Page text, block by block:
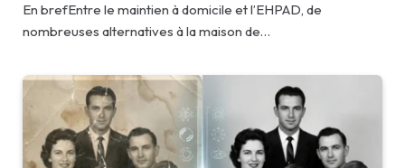
En brefEntre le maintien à domicile et l’EHPAD, de
nombreuses alternatives à la maison de…